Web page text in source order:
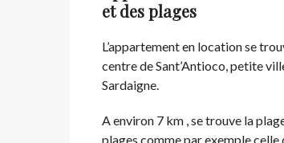
et des plages
L’appartement en location se
centre de Sant’Antioco, petite
Sardaigne.
A environ 7 km , se trouve la
plages comme par exemple celle